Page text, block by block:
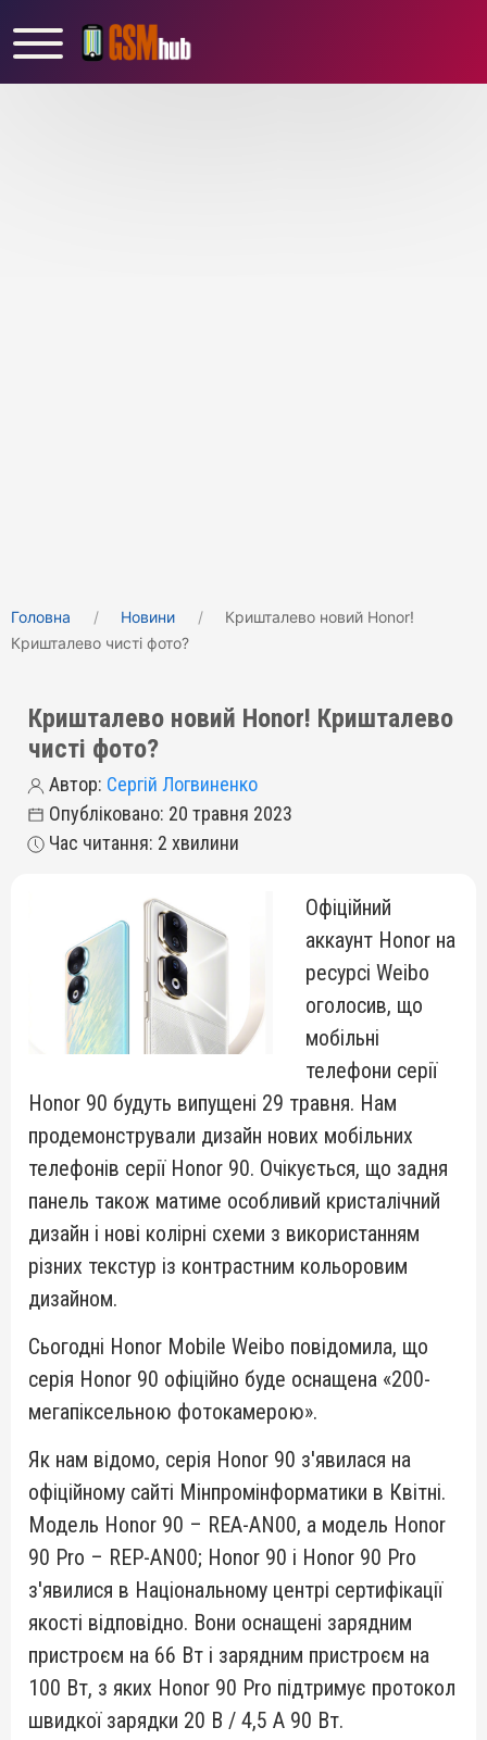
Головна Новини
Кришталево новий Honor!
Кришталево чисті фото?
Кришталево новий Honor! Кришталево
чисті фото?
Автор: Сергій Логвиненко
Опубліковано: 20 травня 2023
Час читання: 2 хвилини
Офіційний
аккаунт Honor на
ресурсі Weibo
оголосив, що
мобільні
телефони серії
Honor 90 будуть випущені 29 травня. Нам
продемонстрували дизайн нових мобільних
телефонів серії Honor 90. Очікується, що задня
панель також матиме особливий кристалічний
дизайн і нові колірні схеми з використанням
різних текстур із контрастним кольоровим
дизайном.
Сьогодні Honor Mobile Weibo повідомила, що
серія Honor 90 офіційно буде оснащена «200-
мегапіксельною фотокамерою».
Як нам відомо, серія Honor 90 з'явилася на
офіційному сайті Мінпромінформатики в Квітні.
Модель Honor 90 – REA-AN00, а модель Honor
90 Pro – REP-AN00; Honor 90 і Honor 90 Pro
з'явилися в Національному центрі сертифікації
якості відповідно. Вони оснащені зарядним
пристроєм на 66 Вт і зарядним пристроєм на
100 Вт, з яких Honor 90 Pro підтримує протокол
швидкої зарядки 20 В / 4,5 А 90 Вт.